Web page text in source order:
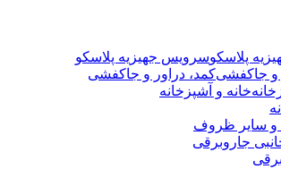
سرویس جهیزیه پلاسکو
کمد، دراور و جاکفشی
خانه و آشپزخانه
و سایر ظروف
جاروبرقی